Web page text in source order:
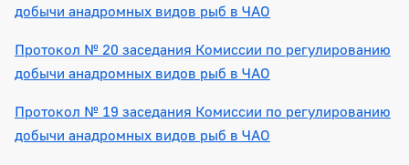
добычи анадромных видов рыб в ЧАО
Протокол № 20 заседания Комиссии по регулированию
добычи анадромных видов рыб в ЧАО
Протокол № 19 заседания Комиссии по регулированию
добычи анадромных видов рыб в ЧАО